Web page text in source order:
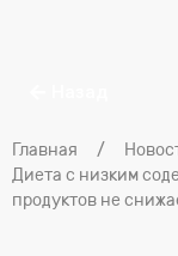
Главная /
Диета с низким
продуктов не